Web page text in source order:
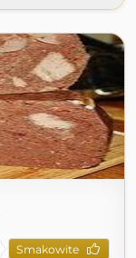
Smakowite